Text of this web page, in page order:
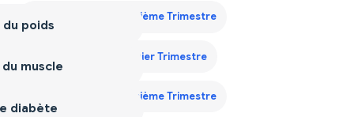
Guide Protéines Deuxième Trimestre
Guide Protéines Premier Trimestre
Guide Protéines Troisième Trimestre
poids
muscle
diabète